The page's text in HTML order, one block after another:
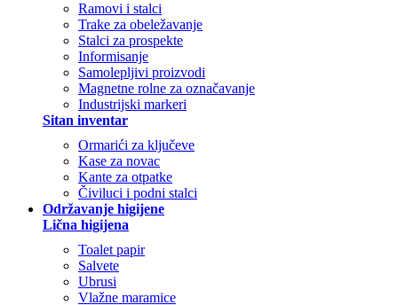
Ramovi i stalci
Trake za obeležavanje
Stalci za prospekte
Informisanje
Samolepljivi proizvodi
Magnetne rolne za označavanje
Industrijski markeri
Sitan inventar
Ormarići za ključeve
Kase za novac
Kante za otpatke
Čiviluci i podni stalci
Održavanje higijene
Lična higijena
Toalet papir
Salvete
Ubrusi
Vlažne maramice